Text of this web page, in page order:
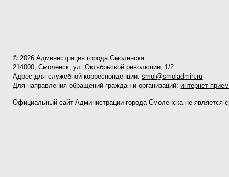
© 2026 Администрация города Смоленска
214000, Смоленск,ул. Октябрьской революции, 1/2
Адрес для служебной корреспонденции:smol@smoladmin.ru
Для направления обращений граждан и организаций: интернет-
Официальный сайт Администрации города Смоленска не является